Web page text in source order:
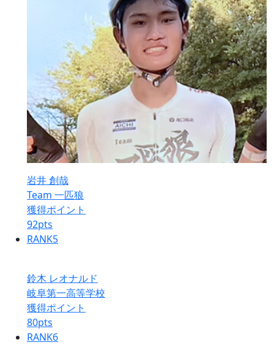
岩井 創哉
Team 一匹狼
獲得ポイント
92pts
RANK5
鈴木 レオナルド
岐阜第一高等学校
獲得ポイント
80pts
RANK6